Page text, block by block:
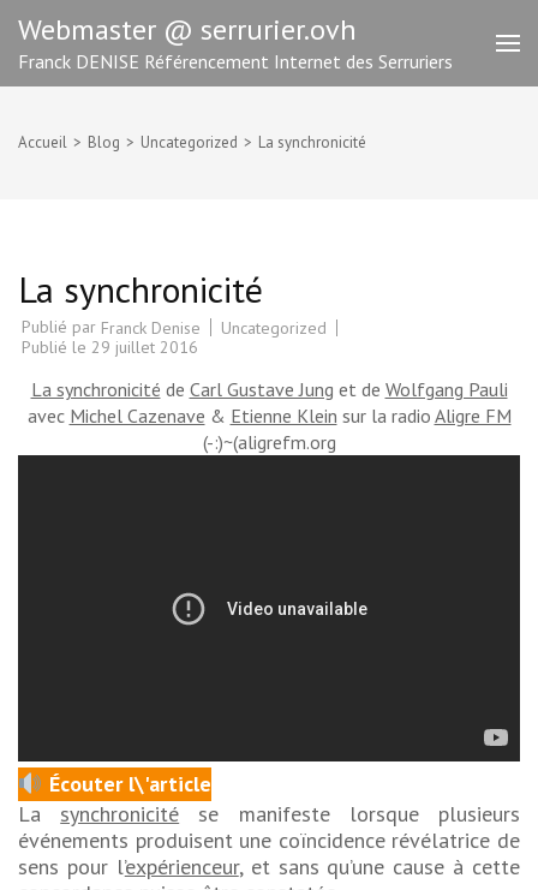
contenu
(Pressez
Webmaster @ serrurier.ovh
Franck DENISE Référencement Internet des Serruriers
Accueil > Blog > Uncategorized > La synchronicité
La synchronicité
Publié par Franck Denise
Uncategorized
Publié le 29 juillet 2016
La synchronicité de Carl Gustave Jung et de Wolfgang Pauli
avec Michel Cazenave & Etienne Klein sur la radio Aligre FM
(-:)~(aligrefm.org
Écouter l\'article
La synchronicité se manifeste lorsque plusieurs
événements produisent une coïncidence révélatrice de
sens pour l’expérienceur, et sans qu’une cause à cette